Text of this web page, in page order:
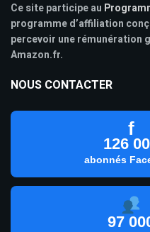
Ce site participe au
programme d’affiliation
percevoir une rémunération
Amazon.fr.
NOUS CONTACTER
f
126
abonnés
97